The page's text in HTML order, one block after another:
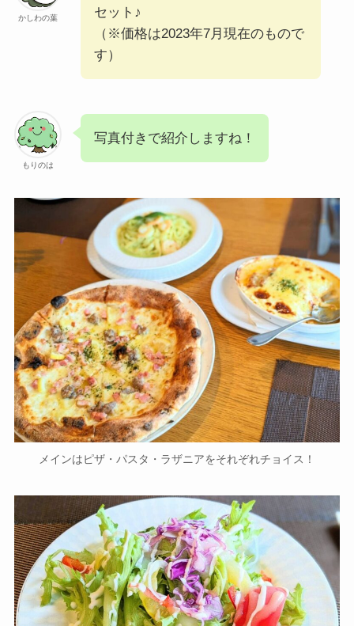
かしわの葉
セット♪
（※価格は2023年7月現在のもので
す）
もりのは
写真付きで紹介しますね！
メインはピザ・パスタ・ラザニアをそれぞれチョイス！